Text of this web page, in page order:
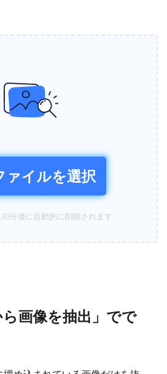
ァイルを選択
分後に自動的に削除されます
ら画像を抽出」でで